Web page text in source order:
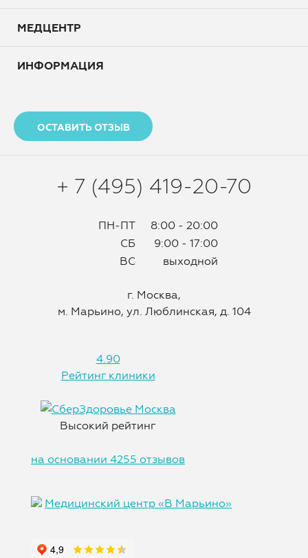
МЕДЦЕНТР
ИНФОРМАЦИЯ
ОСТАВИТЬ ОТЗЫВ
+ 7 (495) 419-20-70
ПН-ПТ
8:00 - 20:00
СБ
9:00 - 17:00
ВС
выходной
г. Москва,
м. Марьино, ул. Люблинская, д. 104
4.90
Рейтинг клиники
Высокий рейтинг
на основании 4255 отзывов
Медицинский центр «В Марьино»